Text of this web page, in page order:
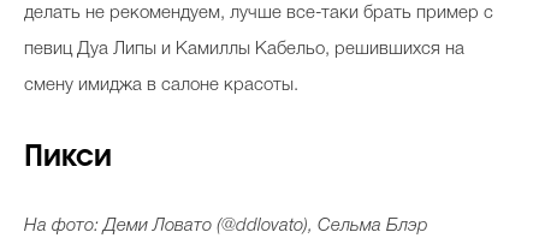
делать не рекомендуем, лучше все-таки брать пример с
певиц Дуа Липы и Камиллы Кабельо, решившихся на
смену имиджа в салоне красоты.
Пикси
На фото: Деми Ловато (@ddlovato), Сельма Блэр